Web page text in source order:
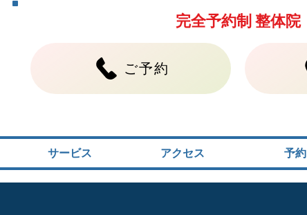
完全予約制 整体院
ご予約
サービス アクセス 予約